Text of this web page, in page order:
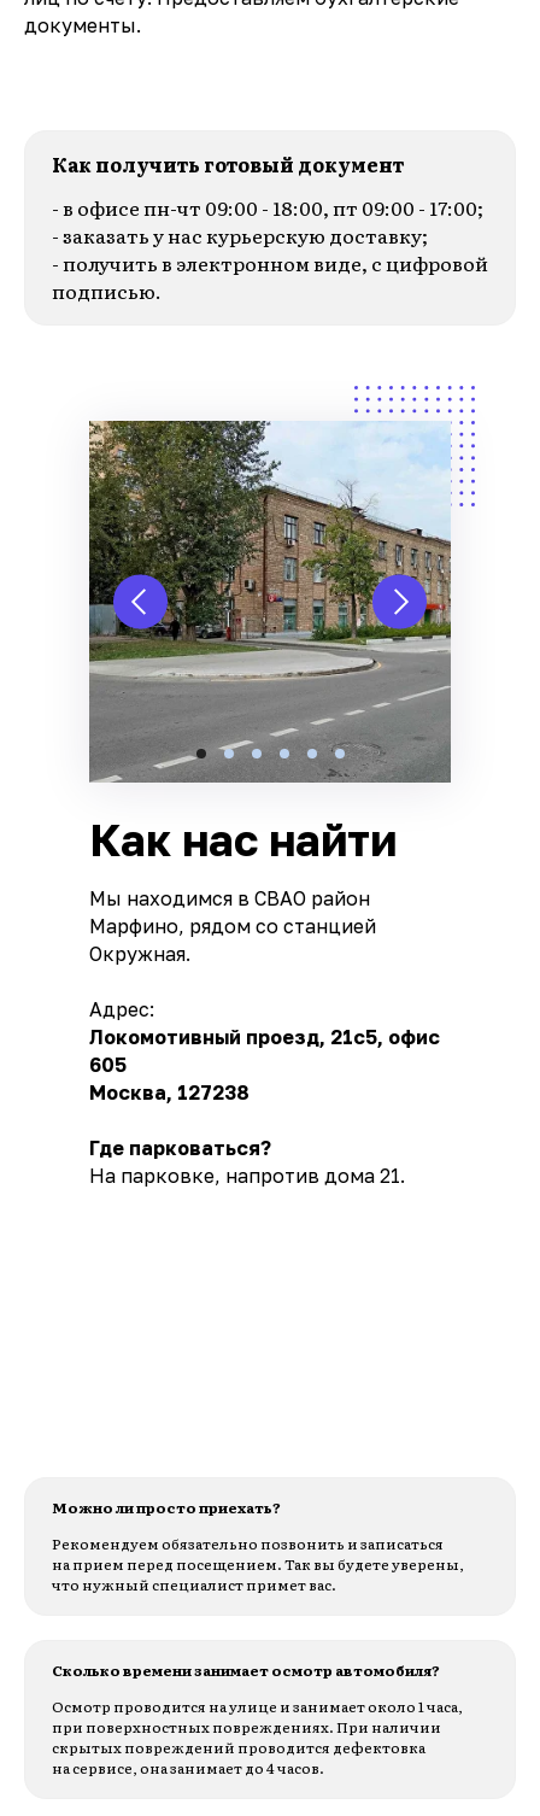
документы.
Как получить готовый документ
- в офисе пн-чт 09:00 - 18:00, пт 09:00 - 17:00;
- заказать у нас курьерскую доставку;
- получить в электронном виде, с цифровой
подписью.
Мы находимся в СВАО район
Марфино, рядом со станцией
Окружная.
Адрес:
Локомотивный проезд, 21с5, офис
605
Москва, 127238
Где парковаться?
На парковке, напротив дома 21.
Как нас найти
Можно ли просто приехать?
Рекомендуем обязательно позвонить и записаться
на прием перед посещением. Так вы будете уверены,
что нужный специалист примет вас.
Сколько времени занимает осмотр автомобиля?
Осмотр проводится на улице и занимает около 1 часа,
при поверхностных повреждениях. При наличии
скрытых повреждений проводится дефектовка
на сервисе, она занимает до 4 часов.